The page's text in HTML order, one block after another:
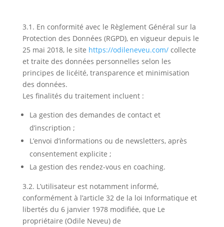
3.1. En conformité avec le Règlement Général sur la
Protection des Données (RGPD), en vigueur depuis le
25 mai 2018, le site https://odileneveu.com/collecte
et traite des données personnelles selon les
principes de licéité, transparence et minimisation
des données.
Les finalités du traitement incluent :
La gestion des demandes de contact et
d’inscription ;
L’envoi d’informations ou de newsletters, après
consentement explicite ;
La gestion des rendez-vous en coaching.
3.2. L’utilisateur est notamment informé,
conformément à l’article 32 de la loi Informatique et
libertés du 6 janvier 1978 modifiée, que Le
propriétaire (Odile Neveu) de